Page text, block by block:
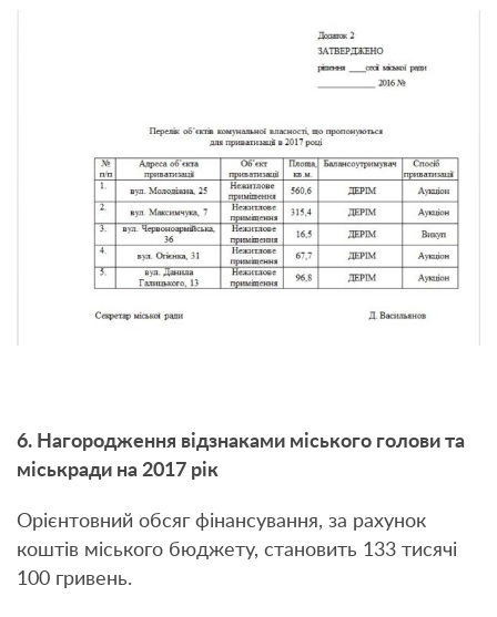
6. Нагородження відзнаками міського голови та
міськради на 2017 рік
Орієнтовний обсяг фінансування, за рахунок
коштів міського бюджету, становить 133 тисячі
100 гривень.